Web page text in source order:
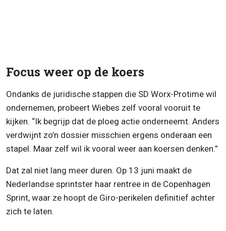
Focus weer op de koers
Ondanks de juridische stappen die SD Worx-Protime wil
ondernemen, probeert Wiebes zelf vooral vooruit te
kijken. “Ik begrijp dat de ploeg actie onderneemt. Anders
verdwijnt zo’n dossier misschien ergens onderaan een
stapel. Maar zelf wil ik vooral weer aan koersen denken.”
Dat zal niet lang meer duren. Op 13 juni maakt de
Nederlandse sprintster haar rentree in de Copenhagen
Sprint, waar ze hoopt de Giro-perikelen definitief achter
zich te laten.